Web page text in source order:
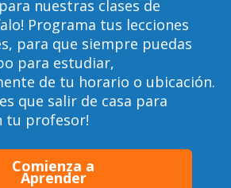
nuestras clases de
Programa tus lecciones
para que siempre puedas
para estudiar,
de tu horario o ubicación.
que salir de casa para
tu profesor!
Comienza a
Aprender